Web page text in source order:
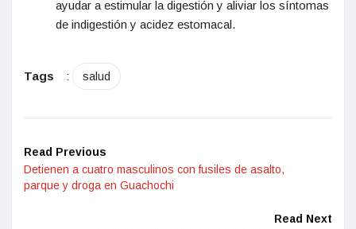
ayudar a estimular la digestión y aliviar los síntomas
de indigestión y acidez estomacal.
Tags : salud
Read Previous
Detienen a cuatro masculinos con fusiles de asalto,
parque y droga en Guachochi
Read Next